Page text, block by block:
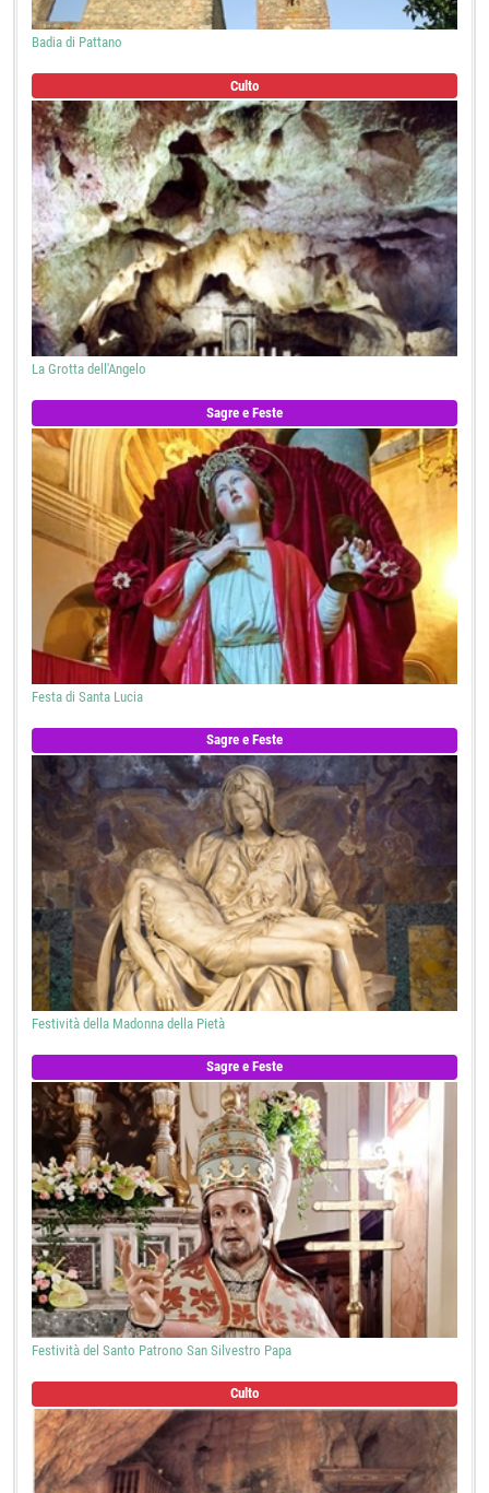
Badia di Pattano
Culto
La Grotta dell'Angelo
Sagre e Feste
Festa di Santa Lucia
Sagre e Feste
Festività della Madonna della Pietà
Sagre e Feste
Festività del Santo Patrono San Silvestro Papa
Culto